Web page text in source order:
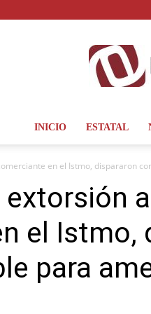
INICIO ESTATAL
en el Istmo, dispararon
a
el Istmo,
para